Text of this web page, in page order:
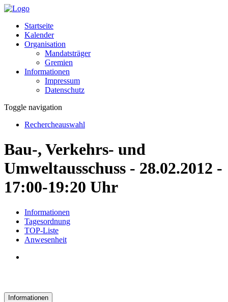
Startseite
Kalender
Organisation
Mandatsträger
Gremien
Informationen
Impressum
Datenschutz
Toggle navigation
Rechercheauswahl
Bau-, Verkehrs- und
Umweltausschuss - 28.02.2012 -
17:00-19:20 Uhr
Informationen
Tagesordnung
TOP-Liste
Anwesenheit
Informationen